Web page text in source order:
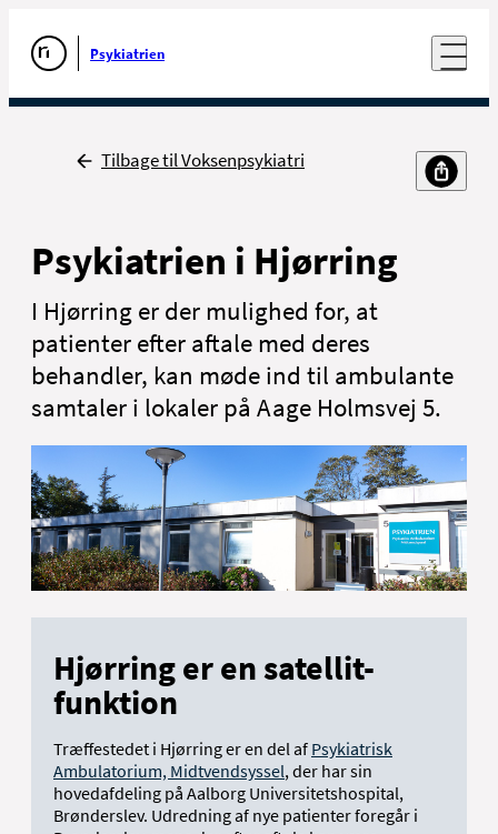
Gå til forsiden
Psykiatrien
Åben
Tilbage
Tilbage til Voksenpsykiatri
Psykiatrien i Hjørring
I Hjørring er der mulighed for, at
patienter efter aftale med deres
behandler, kan møde ind til ambulante
samtaler i lokaler på Aage Holmsvej 5.
Hjørring er en satellit-
funktion
Træffestedet i Hjørring er en del af Psykiatrisk
Ambulatorium, Midtvendsyssel, der har sin
hovedafdeling på Aalborg Universitetshospital,
Brønderslev. Udredning af nye patienter foregår i